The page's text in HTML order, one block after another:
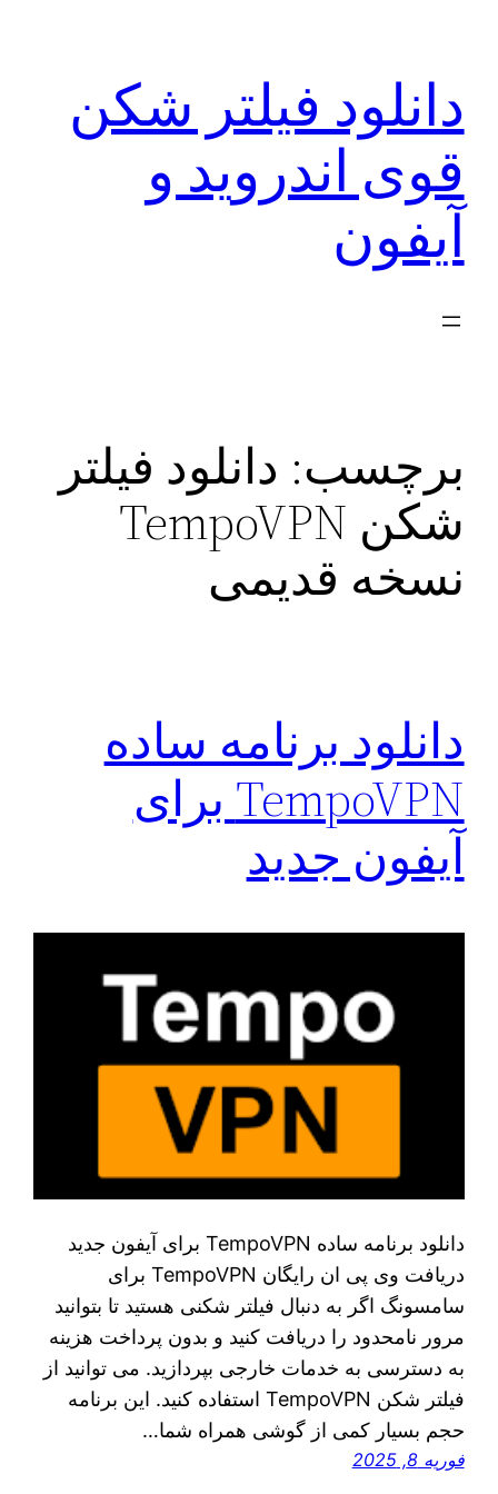
دانلود فیلتر شکن
قوی اندروید و
آیفون
برچسب: دانلود فیلتر
شکن TempoVPN
نسخه قدیمی
دانلود برنامه ساده
TempoVPN برای
آیفون جدید
دانلود برنامه ساده TempoVPN برای آیفون جدید
دریافت وی پی ان رایگان TempoVPN برای
سامسونگ اگر به دنبال فیلتر شکنی هستید تا بتوانید
مرور نامحدود را دریافت کنید و بدون پرداخت هزینه
به دسترسی به خدمات خارجی بپردازید. می توانید از
فیلتر شکن TempoVPN استفاده کنید. این برنامه
حجم بسیار کمی از گوشی همراه شما…
فوریه 8, 2025